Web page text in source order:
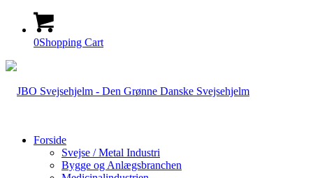
0Shopping Cart
Forside
Svejse / Metal Industri
Bygge og Anlægsbranchen